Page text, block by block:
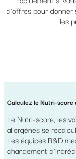
d’offres pour
les
Calculez le Nutri-score
Le Nutri-score, les
allergènes se
Les équipes R&D
changement